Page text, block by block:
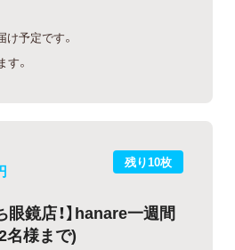
予定です。
。
残り10枚
眼鏡店！】hanare一週間
名様まで)